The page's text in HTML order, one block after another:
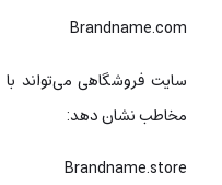
Brandname.com
سایت فروشگاهی می‌تواند با
مخاطب نشان دهد:
Brandname.store